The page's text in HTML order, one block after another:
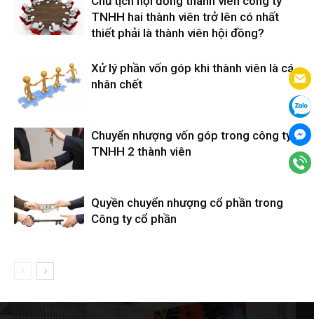
TNHH hai thành viên trở lên có nhất
thiết phải là thành viên hội đồng?
Xử lý phần vốn góp khi thành viên là cá
nhân chết
Chuyển nhượng vốn góp trong công ty
TNHH 2 thành viên
Quyền chuyển nhượng cổ phần trong
Công ty cổ phần